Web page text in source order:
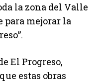
la zona del Valle
para mejorar la
El Progreso,
estas obras